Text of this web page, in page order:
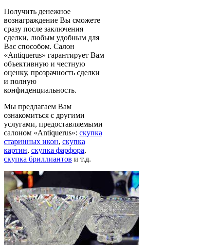
Получить денежное
вознаграждение Вы сможете
сразу после заключения
сделки, любым удобным для
Вас способом. Салон
«Antiquerus» гарантирует Вам
объективную и честную
оценку, прозрачность сделки
и полную
конфиденциальность.
Мы предлагаем Вам
ознакомиться с другими
услугами, предоставляемыми
салоном «Antiquerus»: скупка
старинных икон, скупка
картин, скупка фарфора,
скупка бриллиантов и т.д.